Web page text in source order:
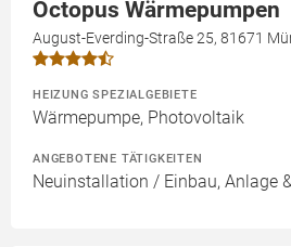
Octopus Wärmepumpen
August-Everding-Straße 25, 81671
HEIZUNG SPEZIALGEBIETE
Wärmepumpe, Photovoltaik
ANGEBOTENE TÄTIGKEITEN
Neuinstallation / Einbau, Anlage